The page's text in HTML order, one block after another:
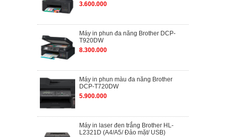
3.600.000
Máy in phun đa năng Brother DCP-
T920DW
8.300.000
Máy in phun màu đa năng Brother
DCP-T720DW
5.900.000
Máy in laser đen trắng Brother HL-
L2321D (A4/A5/ Đảo mặt/ USB)